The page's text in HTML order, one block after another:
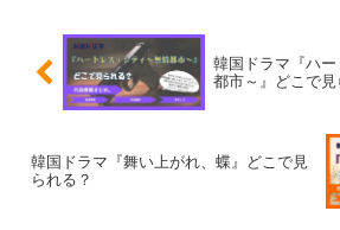
韓国ドラマ『ハ
都市～』どこで見
韓国ドラマ『舞い上がれ、蝶』どこで見
られる？